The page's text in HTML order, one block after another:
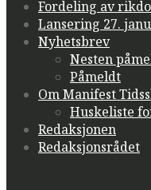
Fordeling av
Lansering 27.
Nyhetsbrev
Nesten
Påmeldt
Om Manifest
Huskeliste
Redaksjonen
Redaksjonsrådet